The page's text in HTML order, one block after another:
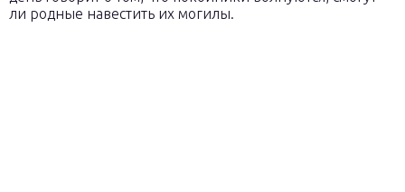
ли родные навестить их могилы.